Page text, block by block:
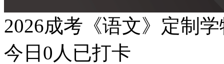
2026成考《语文》定制
今日 0 人已打卡